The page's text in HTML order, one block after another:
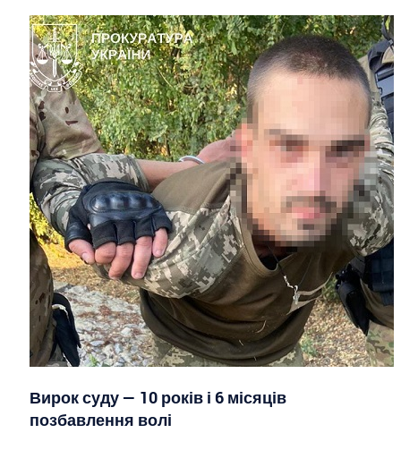
Вирок суду — 10 років і 6 місяців
позбавлення волі